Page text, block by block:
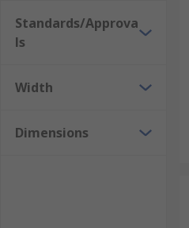
Standards/Approva
ls
Width
Dimensions